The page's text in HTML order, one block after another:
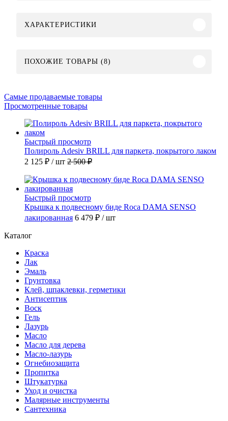
ХАРАКТЕРИСТИКИ
ПОХОЖИЕ ТОВАРЫ (8)
Самые продаваемые товары
Просмотренные товары
Быстрый просмотр
Полироль Adesiv BRILL для паркета, покрытого лаком
2 125 ₽ / шт 2 500 ₽
Быстрый просмотр
Крышка к подвесному биде Roca DAMA SENSO
лакированная 6 479 ₽ / шт
Каталог
Краска
Лак
Эмаль
Грунтовка
Клей, шпаклевки, герметики
Антисептик
Воск
Гель
Лазурь
Масло
Масло для дерева
Масло-лазурь
Огнебиозащита
Пропитка
Штукатурка
Уход и очистка
Малярные инструменты
Сантехника